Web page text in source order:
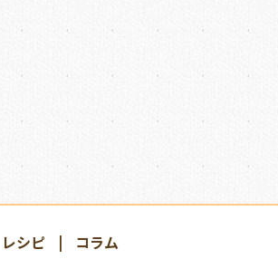
レシピ
コラム